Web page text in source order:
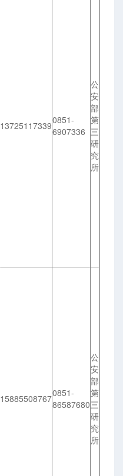
137251173390851-
6907336
公
安
部
第
三
研
究
所
158855087670851-
86587680
公
安
部
第
三
研
究
所